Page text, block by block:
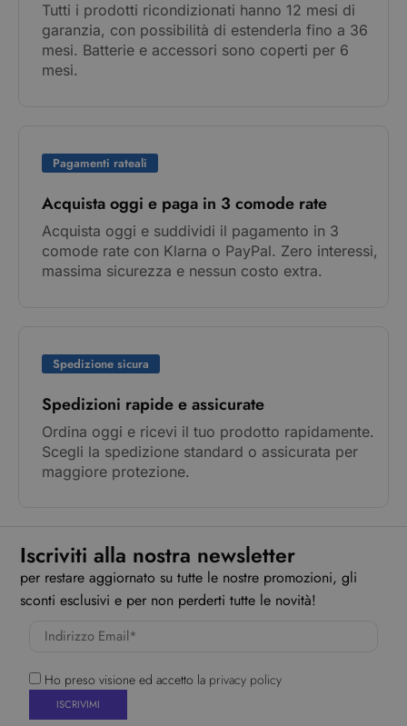
Tutti i prodotti ricondizionati hanno 12 mesi di
garanzia, con possibilità di estenderla fino a 36
mesi. Batterie e accessori sono coperti per 6
mesi.
Pagamenti rateali
Acquista oggi e paga in 3 comode rate
Acquista oggi e suddividi il pagamento in 3
comode rate con Klarna o PayPal. Zero interessi,
massima sicurezza e nessun costo extra.
Spedizione sicura
Spedizioni rapide e assicurate
Ordina oggi e ricevi il tuo prodotto rapidamente.
Scegli la spedizione standard o assicurata per
maggiore protezione.
Iscriviti alla nostra newsletter
per restare aggiornato su tutte le nostre promozioni, gli
sconti esclusivi e per non perderti tutte le novità!
Ho preso visione ed accetto la privacy policy